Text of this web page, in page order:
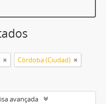
Córdoba (Ciudad)
avançada